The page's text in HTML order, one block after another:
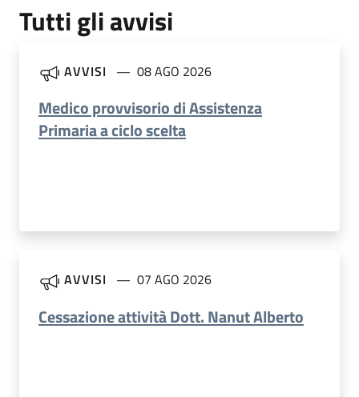
Tutti gli avvisi
AVVISI 08 AGO 2026
Medico provvisorio di Assistenza
Primaria a ciclo scelta
AVVISI 07 AGO 2026
Cessazione attività Dott. Nanut Alberto